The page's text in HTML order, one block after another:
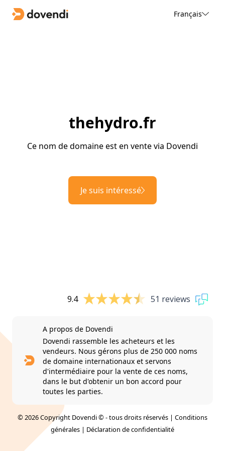
Français
thehydro.fr
Ce nom de domaine est en vente via Dovendi
Je suis intéressé
9.4 51 reviews
A propos de Dovendi
Dovendi rassemble les acheteurs et les
vendeurs. Nous gérons plus de 250 000 noms
de domaine internationaux et servons
d'intermédiaire pour la vente de ces noms,
dans le but d'obtenir un bon accord pour
toutes les parties.
© 2026 Copyright Dovendi © - tous droits réservés | Conditions
générales | Déclaration de confidentialité